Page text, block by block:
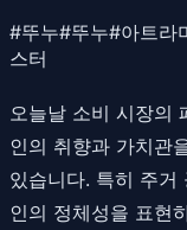
#뚜누#뚜누#아트라
스터
오늘날 소비 시장의
인의 취향과 가치관
있습니다. 특히 주거
인의 정체성을 표현